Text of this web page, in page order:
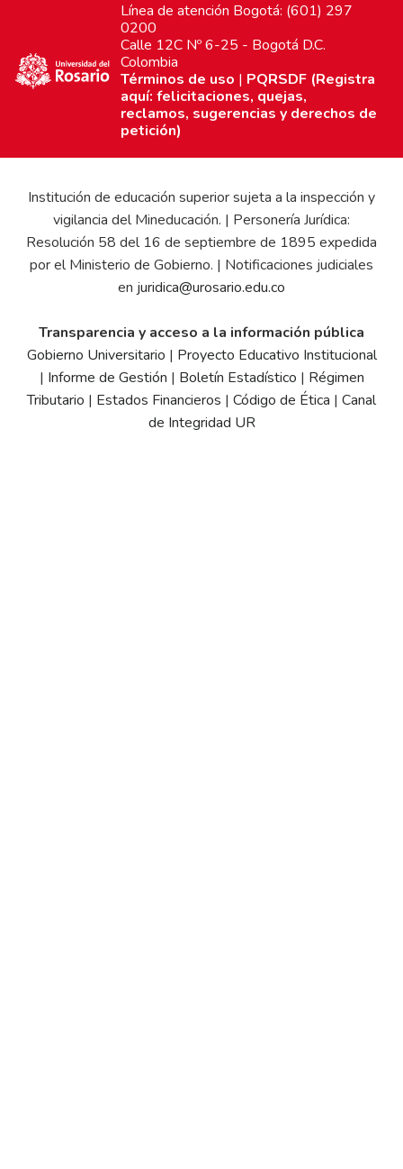
Línea de atención Bogotá: (601) 297
0200
Calle 12C Nº 6-25 - Bogotá D.C.
Colombia
Términos de uso | PQRSDF (Registra
aquí: felicitaciones, quejas,
reclamos, sugerencias y derechos de
petición)
Institución de educación superior sujeta a la inspección y
vigilancia del Mineducación. | Personería Jurídica:
Resolución 58 del 16 de septiembre de 1895 expedida
por el Ministerio de Gobierno. | Notificaciones judiciales
en juridica@urosario.edu.co
Transparencia y acceso a la información pública
Gobierno Universitario | Proyecto Educativo Institucional
| Informe de Gestión | Boletín Estadístico | Régimen
Tributario | Estados Financieros | Código de Ética | Canal
de Integridad UR